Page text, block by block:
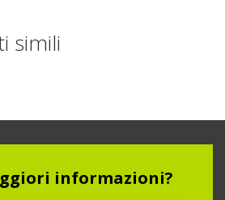
simili
informazioni?